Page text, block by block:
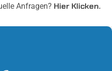
Anfragen? Hier Klicken.